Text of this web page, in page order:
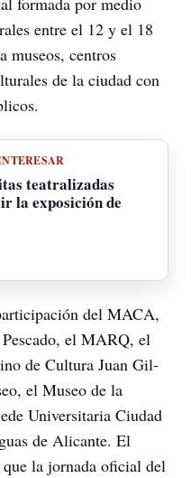
entre el 12 y el 18
museos, centros
de la ciudad con
teatralizadas
la exposición de
del MACA,
el MARQ, el
de Cultura Juan Gil-
el Museo de la
Universitaria Ciudad
de Alicante. El
la jornada oficial del